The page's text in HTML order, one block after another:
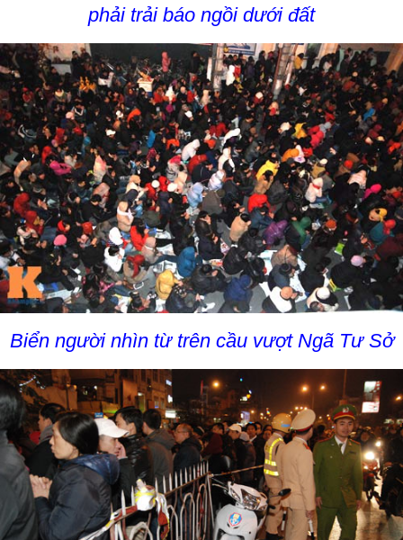
phải trải báo ngồi dưới đất
Biển người nhìn từ trên cầu vượt Ngã Tư Sở